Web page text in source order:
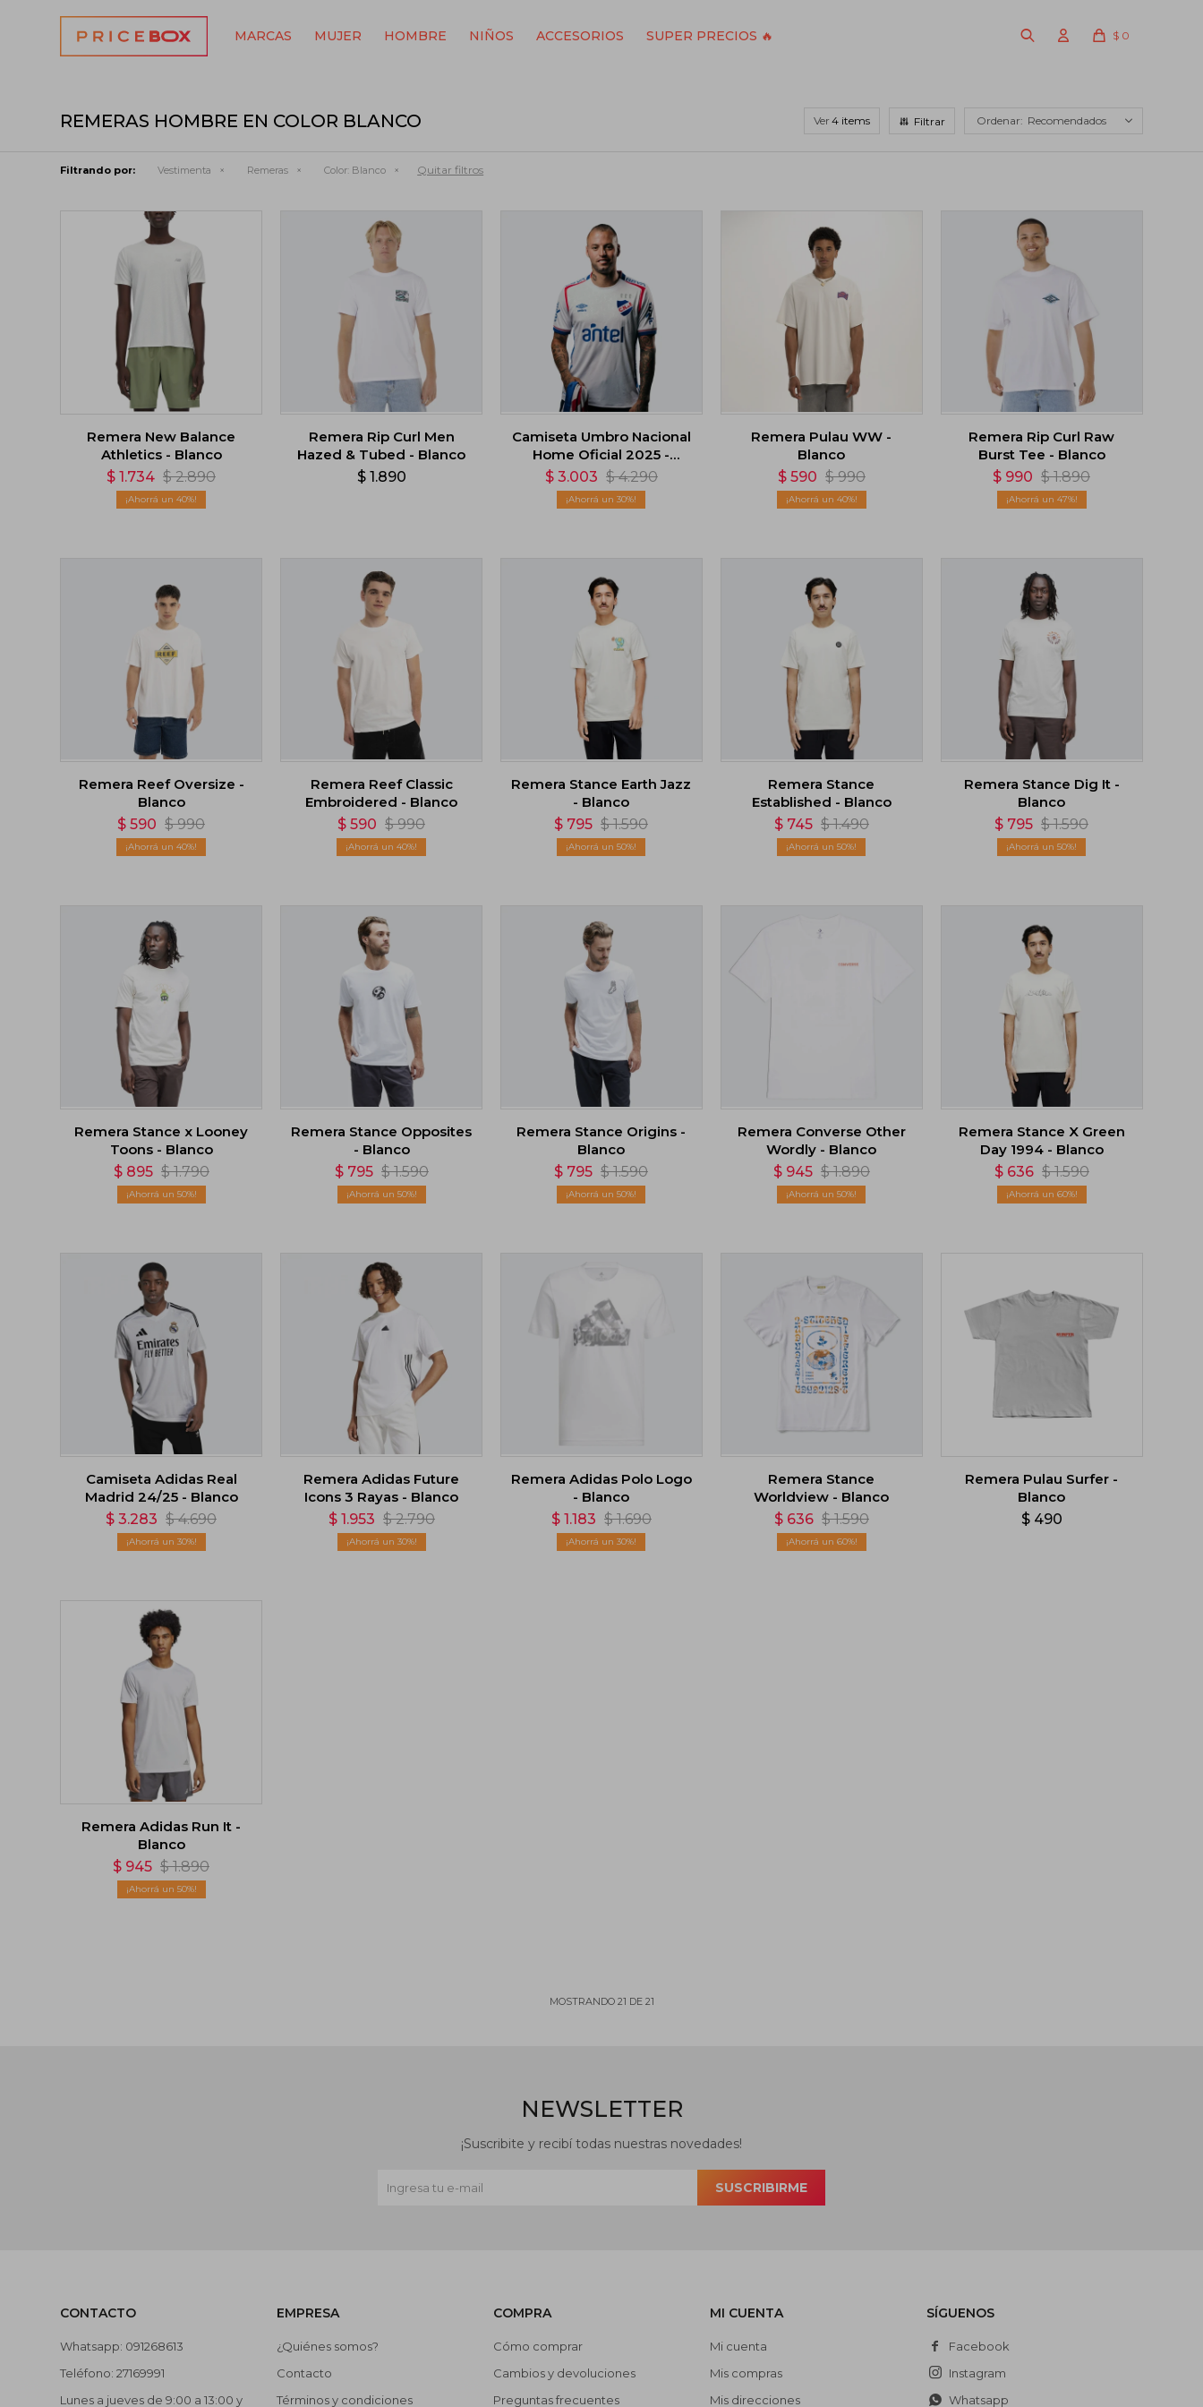
MARCAS MUJER HOMBRE NIÑOS ACCESORIOS SUPER PRECIOS 🔥 $ 0
REMERAS HOMBRE EN COLOR BLANCO Ver Recomendados
Filtrando por: Vestimenta Remeras Color: Blanco Quitar filtros
Remera New Balance
Athletics - Blanco
$ 1.734 $ 2.890
40
Remera Rip Curl Men
Hazed & Tubed - Blanco
$ 1.890
Camiseta Umbro Nacional
Home Oficial 2025 -
Blanco
$ 3.003 $ 4.290
30
Remera Pulau WW -
Blanco
$ 590 $ 990
40
Remera Rip Curl Raw
Burst Tee - Blanco
$ 990 $ 1.890
47
Remera Reef Oversize -
Blanco
$ 590 $ 990
40
Remera Reef Classic
Embroidered - Blanco
$ 590 $ 990
40
Remera Stance Earth Jazz
- Blanco
$ 795 $ 1.590
50
Remera Stance
Established - Blanco
$ 745 $ 1.490
50
Remera Stance Dig It -
Blanco
$ 795 $ 1.590
50
Remera Stance x Looney
Toons - Blanco
$ 895 $ 1.790
50
Remera Stance Opposites
- Blanco
$ 795 $ 1.590
50
Remera Stance Origins -
Blanco
$ 795 $ 1.590
50
Remera Converse Other
Wordly - Blanco
$ 945 $ 1.890
50
Remera Stance X Green
Day 1994 - Blanco
$ 636 $ 1.590
60
Camiseta Adidas Real
Madrid 24/25 - Blanco
$ 3.283 $ 4.690
30
Remera Adidas Future
Icons 3 Rayas - Blanco
$ 1.953 $ 2.790
30
Remera Adidas Polo Logo
- Blanco
$ 1.183 $ 1.690
30
Remera Stance
Worldview - Blanco
$ 636 $ 1.590
60
Remera Pulau Surfer -
Blanco
$ 490
Remera Adidas Run It -
Blanco
$ 945 $ 1.890
50
MOSTRANDO 21 DE 21
CONTACTO
Whatsapp: 091268613
Teléfono: 27169991
Lunes a jueves de 9:00 a 13:00 y
EMPRESA
¿Quiénes somos?
Contacto
Términos y condiciones
COMPRA
Cómo comprar
Cambios y devoluciones
Preguntas frecuentes
MI CUENTA
Mi cuenta
Mis compras
Mis direcciones
SÍGUENOS
Facebook
Instagram
Whatsapp
NEWSLETTER
¡Suscribite y recibí todas nuestras novedades!
SUSCRIBIRME